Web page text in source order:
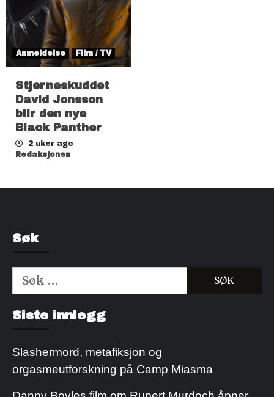
Anmeldelse Film / TV
Stjerneskuddet
David Jonsson
blir den nye
Black Panther
2 uker ago
Redaksjonen
Søk
Søk
etter:
Siste innlegg
Slashermord, metafiksjon og
orgasmeutforskning på Camp Miasma